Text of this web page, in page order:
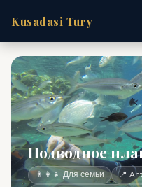
Kusadasi Tury
Подводное
👨‍👩‍👧 Для семьи
📍